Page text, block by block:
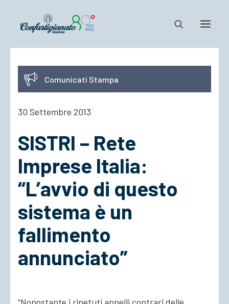
Notizie e Documenti
Confartigianato
Cosa Facciamo
ACCEDI
Comunicati Stampa
30 Settembre 2013
SISTRI – Rete
Imprese Italia:
“L’avvio di questo
sistema è un
fallimento
annunciato”